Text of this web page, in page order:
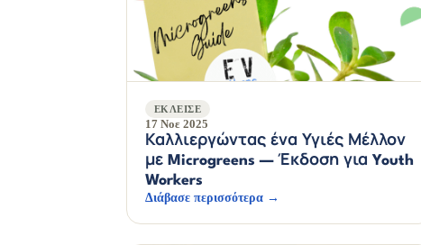
ΈΚΛΕΙΣΕ
17 Νοε 2025
Καλλιεργώντας ένα Υγιές Μέλλον
με Microgreens — Έκδοση για Youth
Workers
Διάβασε περισσότερα →